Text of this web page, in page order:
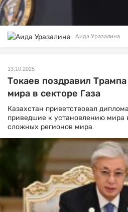
Аида Уразалина
13.10.2025
Токаев поздравил
мира в секторе Газа
Казахстан приветствовал
приведшие к установлению мира
сложных регионов мира.